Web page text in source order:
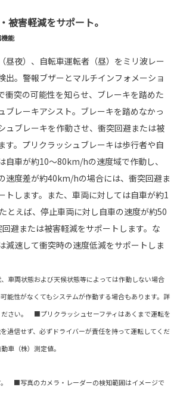
被害軽減をサポート。
能
昼夜）、自転車運転者（昼）をミリ波レー
出。警報ブザーとマルチインフォメーショ
衝突の可能性を知らせ、ブレーキを踏めた
ブレーキアシスト。ブレーキを踏めなかっ
ュブレーキを作動させ、衝突回避または被
す。プリクラッシュブレーキは歩行者や自
自車が約10〜80km/hの速度域で作動し、
速度差が約40km/hの場合には、衝突回避ま
トします。また、車両に対しては自車が約1
とえば、停止車両に対し自車の速度が約50
避または被害軽減をサポートします。な
減速して衝突時の速度低減をサポートしま
車両状態および天候状態等によっては作動しない場合
能性がなくてもシステムが作動する場合もあります。詳
ださい。 ■プリクラッシュセーフティはあくまで運転を
過信せず、必ずドライバーが責任を持って運転してくだ
（株）測定値。
■写真のカメラ・レーダーの検知範囲はイメージで